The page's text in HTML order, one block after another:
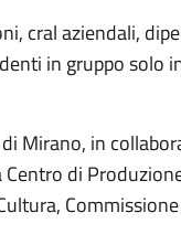
cral aziendali,
in gruppo solo
Mirano, in
di